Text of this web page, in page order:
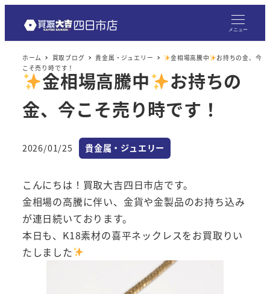
メニュー
ホーム 買取ブログ 貴金属・ジュエリー 金相場高騰中
お持ちの金、今
こそ売り時です！
金相場高騰中
お持ちの
金、今こそ売り時です！
投稿日
2026/01/25 カテゴリー
貴金属・ジュエリー
こんにちは！買取大吉四日市店です。
金相場の高騰に伴い、金貨や金製品のお持ち込み
が連日続いております。
本日も、K18素材の喜平ネックレスをお買取りい
たしました